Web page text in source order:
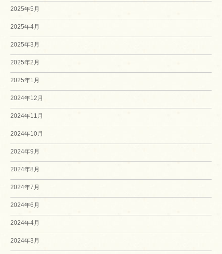
2025年5月
2025年4月
2025年3月
2025年2月
2025年1月
2024年12月
2024年11月
2024年10月
2024年9月
2024年8月
2024年7月
2024年6月
2024年4月
2024年3月